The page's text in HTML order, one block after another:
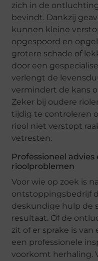
zich in de
bevindt. Dankzij
kunnen kleine
opgespoord en
grotere schade of
door een
verlengt de
vermindert de kans
Zeker bij oudere
tijdig te controleren
riool niet verstopt
vetresten.
Professioneel advies
rioolproblemen
Voor wie op zoek is
ontstoppingsbedrijf
deskundige hulp de
resultaat. Of de
zit of er sprake is
een professionele
voorkomt herhaling.